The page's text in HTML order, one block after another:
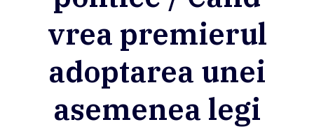
vrea premierul
adoptarea unei
asemenea legi